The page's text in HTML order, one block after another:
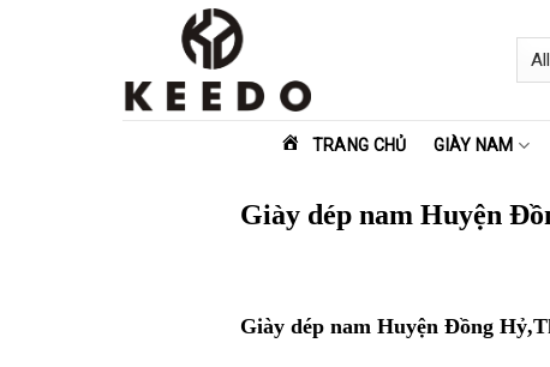
TRANG CHỦ GIÀY NAM
Giày dép nam Huyện
Giày dép nam Huyện Đồng